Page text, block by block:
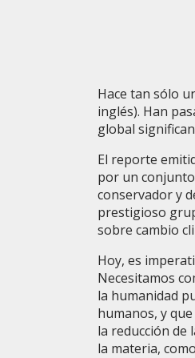
Hace tan sólo
inglés). Han
global
El reporte
por un
conservador y
prestigioso
sobre cambio
Hoy, es
Necesitamos
la humanidad
humanos, y
la reducción de
la materia,